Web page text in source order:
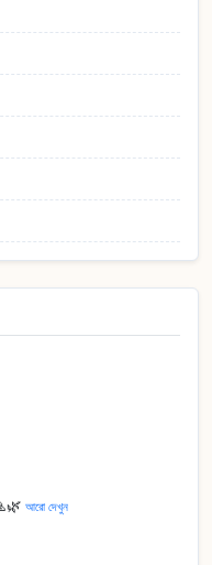
আরো দেখুন